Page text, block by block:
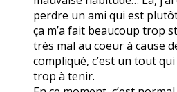
perdre un ami qui est
ça m’a fait beaucoup trop
très mal au coeur à cause
compliqué, c’est un tout
trop à tenir.